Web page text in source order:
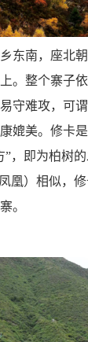
东南，座北
。整个寨子
守难攻，可
媲美。修卡是
”，即为柏树
凰）相似，
。